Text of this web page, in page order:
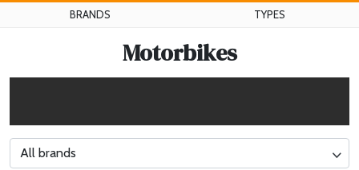
BRANDS TYPES
Motorbikes
All brands